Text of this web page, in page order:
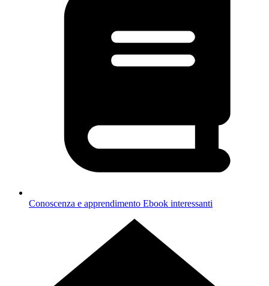
Conoscenza e apprendimento Ebook interessanti